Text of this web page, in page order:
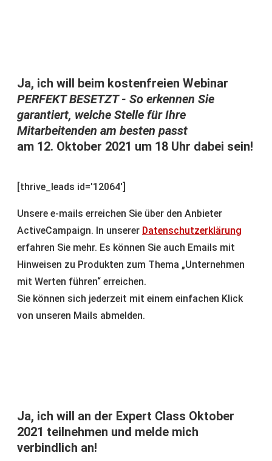
Ja, ich will beim kostenfreien Webinar
PERFEKT BESETZT - So erkennen Sie
garantiert, welche Stelle für Ihre
Mitarbeitenden am besten passt
am 12. Oktober 2021 um 18 Uhr dabei sein!
[thrive_leads id='12064']
Unsere e-mails erreichen Sie über den Anbieter
ActiveCampaign. In unserer Datenschutzerklärung
erfahren Sie mehr. Es können Sie auch Emails mit
Hinweisen zu Produkten zum Thema „Unternehmen
mit Werten führen“ erreichen.
Sie können sich jederzeit mit einem einfachen Klick
von unseren Mails abmelden.
Ja, ich will an der Expert Class Oktober
2021 teilnehmen und melde mich
verbindlich an!